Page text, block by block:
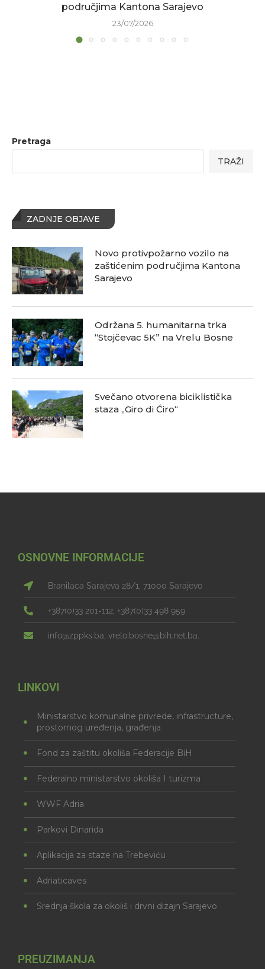
područjima Kantona Sarajevo
23/07/2026
Pretraga
TRAŽI
ZADNJE OBJAVE
Novo protivpožarno vozilo na
zaštićenim područjima Kantona
Sarajevo
Održana 5. humanitarna trka
“Stojčevac 5K” na Vrelu Bosne
Svečano otvorena biciklistička
staza „Giro di Ćiro“
OSNOVNE INFORMACIJE
Branilaca Sarajeva 28/1, 71000 Sarajevo
+387(0)33 201-112, +387(0)33 498 959
info@zppks.ba, vrelo.bosne@bih.net.ba.
LINKOVI
Ministarstvo komunalne privrede, infrastructure,
prostornog uređenja, građenja
Fond za zaštitu okoliša Federacije BiH
Federalno ministarstvo okoliša I turizma
WWF Adria
Parkovi Dinarida
Aplikacija za staze na Trebeviću
Adriaticaves
Srednja škola za okoliš i drvni dizajn Sarajevo
PREUZIMANJA